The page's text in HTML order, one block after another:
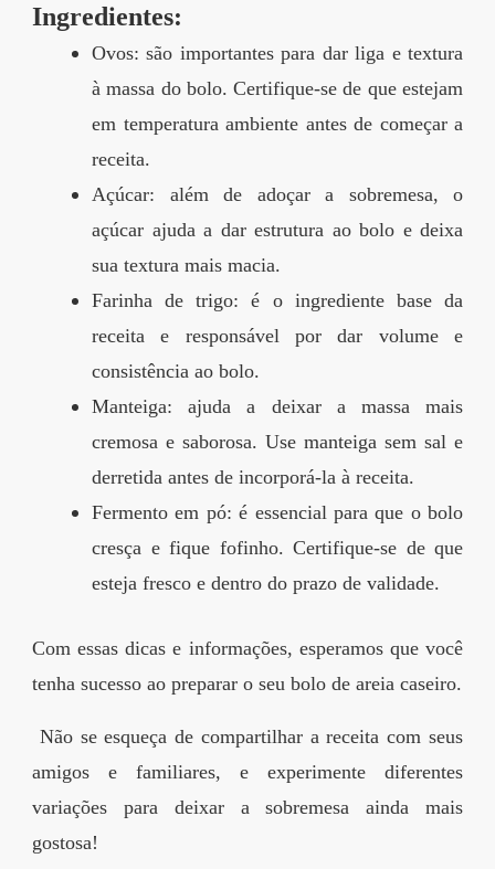
Ingredientes:
Ovos: são importantes para dar liga e textura
à massa do bolo. Certifique-se de que estejam
em temperatura ambiente antes de começar a
receita.
Açúcar: além de adoçar a sobremesa, o
açúcar ajuda a dar estrutura ao bolo e deixa
sua textura mais macia.
Farinha de trigo: é o ingrediente base da
receita e responsável por dar volume e
consistência ao bolo.
Manteiga: ajuda a deixar a massa mais
cremosa e saborosa. Use manteiga sem sal e
derretida antes de incorporá-la à receita.
Fermento em pó: é essencial para que o bolo
cresça e fique fofinho. Certifique-se de que
esteja fresco e dentro do prazo de validade.
Com essas dicas e informações, esperamos que você
tenha sucesso ao preparar o seu bolo de areia caseiro.
Não se esqueça de compartilhar a receita com seus
amigos e familiares, e experimente diferentes
variações para deixar a sobremesa ainda mais
gostosa!